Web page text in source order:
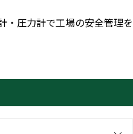
・圧力計で工場の安全管理を